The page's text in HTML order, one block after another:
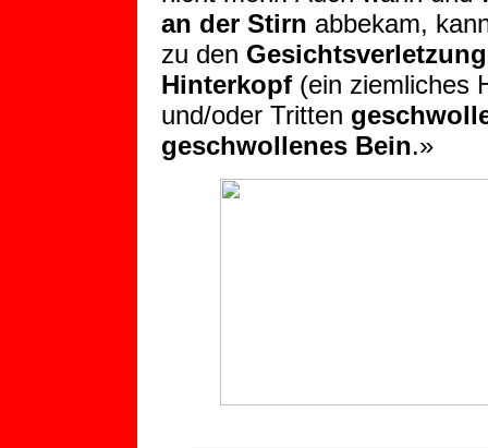
an der Stirn abbekam,
zu den
Hinterkopf(ein ziemliches
und/oder Tritten
geschwollenes Bein.»